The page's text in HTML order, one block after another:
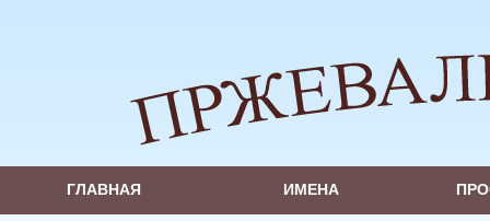
ГЛАВНАЯ ИМЕНА